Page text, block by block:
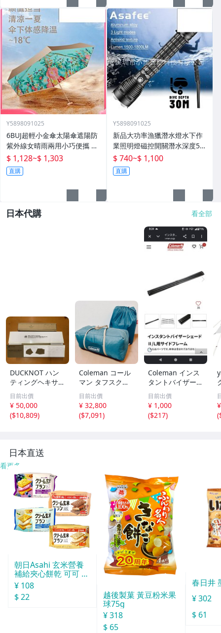
Y5898091025
6BUJ超輕小金傘太陽傘遮陽防
紫外線女晴雨兩用小巧便攜 五
折傘
$ 1,128~$ 1,303
直購
Y5898091025
新品大功率漁獵潛水燈水下作
業照明燈磁控開關潛水深度50
米高流明
$ 740~$ 1,100
直購
日本代購 看全部
DUCKNOT ハン
ティングヘキサ
T/C SW SOLO＋
インナーメッシュ
テント 新品
目前出價
¥ 50,000
($10,809)
Coleman コール
マン タフスクリ
ーン2ルームハウ
ス テントシート
セット
目前出價
¥ 32,800
($7,091)
Coleman インス
タントバイザーシ
ェードII/L用 サイ
ドフレーム
目前出價
¥ 1,000
($217)
(
日本直送
看更多
朝日Asahi 玄米營養
補給夾心餅乾 可可 72
g
¥ 108
$ 22
越後製菓 黃豆粉米果
球75g
¥ 318
$ 65
春日井
¥ 302
$ 61